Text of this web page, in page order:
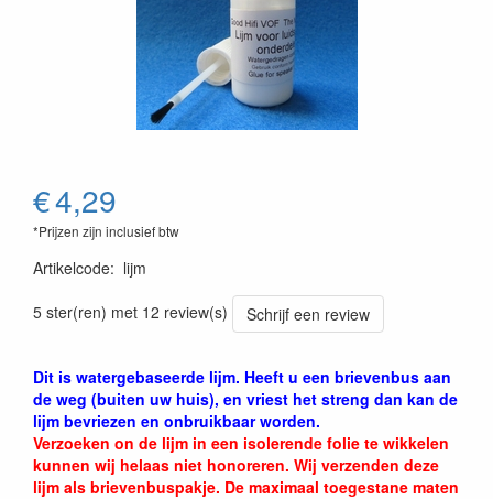
€4,29
*Prijzen zijn inclusief btw
Artikelcode: lijm
5 ster(ren) met 12 review(s)
Schrijf een review
Dit is watergebaseerde lijm. Heeft u een brievenbus aan
de weg (buiten uw huis), en vriest het streng dan kan de
lijm bevriezen en onbruikbaar worden.
Verzoeken on de lijm in een isolerende folie te wikkelen
kunnen wij helaas niet honoreren. Wij verzenden deze
lijm als brievenbuspakje. De maximaal toegestane maten